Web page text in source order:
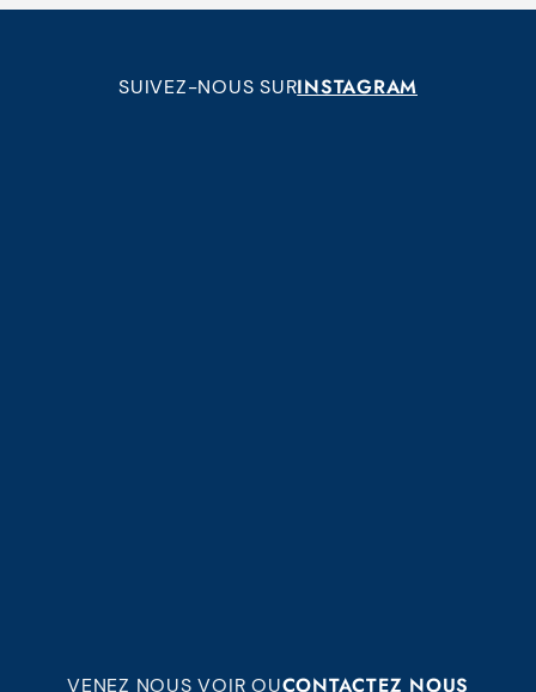
SUIVEZ-NOUS SURINSTAGRAM
VENEZ NOUS VOIR OUCONTACTEZ NOUS